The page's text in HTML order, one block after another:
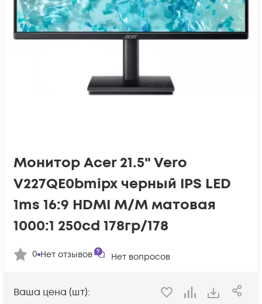
Монитор Acer 21.5" Vero
V227QE0bmipx черный IPS LED
1ms 16:9 HDMI M/M матовая
1000:1 250cd 178гр/178
0 Нет отзывов Нет вопросов
Ваша цена (шт):